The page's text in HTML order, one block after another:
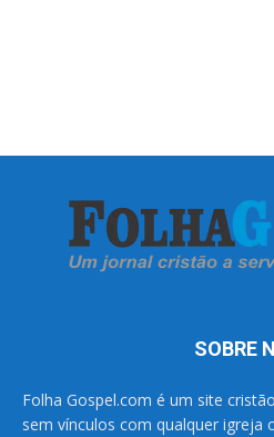
SOBRE
Folha Gospel.com é um site
sem vínculos com qualquer igreja